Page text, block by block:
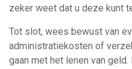
zeker weet dat u deze kunt
Tot slot, wees bewust van
administratiekosten of
gaan met het lenen van